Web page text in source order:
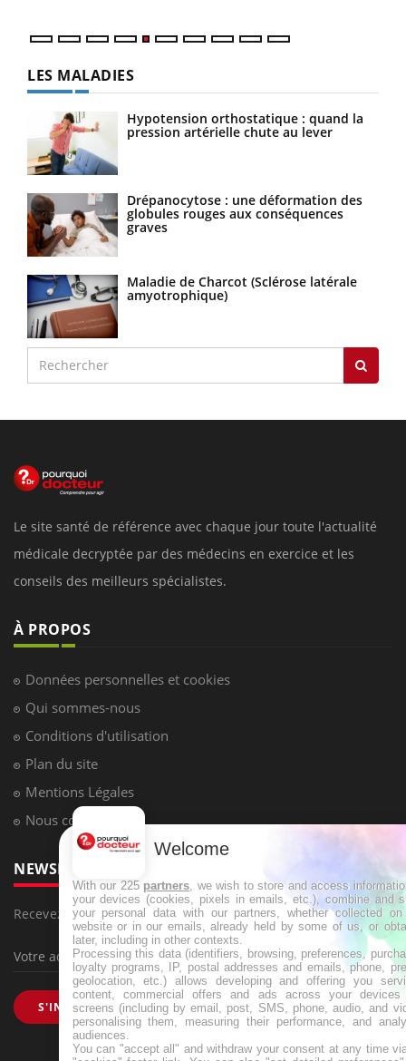
LES MALADIES
Hypotension orthostatique : quand la
pression artérielle chute au lever
Drépanocytose : une déformation des
globules rouges aux conséquences
graves
Maladie de Charcot (Sclérose latérale
amyotrophique)
Le site santé de référence avec chaque jour toute l'actualité
médicale decryptée par des médecins en exercice et les
conseils des meilleurs spécialistes.
À PROPOS
Données personnelles et cookies
Qui sommes-nous
Conditions d'utilisation
Plan du site
Mentions Légales
Nous contacter
NEWSLETTER
Recevez toutes les semaines les meilleures infos santé
S'INSCRIRE
Welcome
With our 225 partners , we wish to store and access
your devices (cookies, pixels in emails, etc.), combine and
your personal data with our partners, whether collected
website or in our emails, already held by some of us, or
later, including in other contexts.
Processing this data (identifiers, browsing, preferences,
loyalty programs, IP, postal addresses and emails, phone,
geolocation, etc.) allows developing and offering you
content, commercial offers and ads across your devices
screens (including by email, post, SMS, phone, audio, and
personalising them, measuring their performance, and
audiences.
You can "accept all" and withdraw your consent at any time